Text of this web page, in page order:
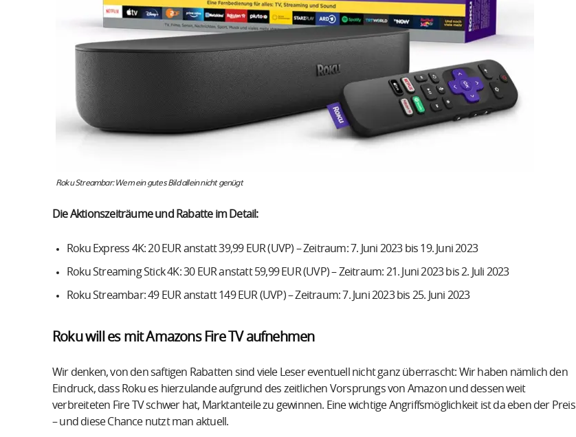
Roku Streambar: Wem ein gutes Bild allein nicht genügt
Die Aktionszeiträume und Rabatte im Detail:
Roku Express 4K: 20 EUR anstatt 39,99 EUR (UVP) – Zeitraum: 7. Juni 2023 bis 19. Juni 2023
Roku Streaming Stick 4K: 30 EUR anstatt 59,99 EUR (UVP) – Zeitraum: 21. Juni 2023 bis 2. Juli 2023
Roku Streambar: 49 EUR anstatt 149 EUR (UVP) – Zeitraum: 7. Juni 2023 bis 25. Juni 2023
Roku will es mit Amazons Fire TV aufnehmen
Wir denken, von den saftigen Rabatten sind viele Leser eventuell nicht ganz überrascht: Wir haben nämlich den
Eindruck, dass Roku es hierzulande aufgrund des zeitlichen Vorsprungs von Amazon und dessen weit
verbreiteten Fire TV schwer hat, Marktanteile zu gewinnen. Eine wichtige Angriffsmöglichkeit ist da eben der Preis
– und diese Chance nutzt man aktuell.